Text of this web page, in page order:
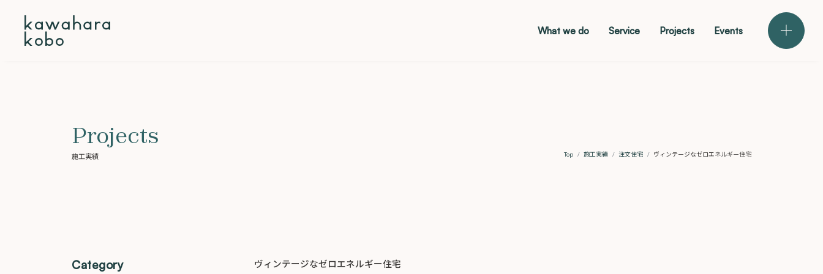
メニュー
What we do Service Projects Events
Projects
施工実績 Top 施工実績 注文住宅 ヴィンテージなゼロエネルギー住宅
ヴィンテージなゼロエネルギー住宅
Category